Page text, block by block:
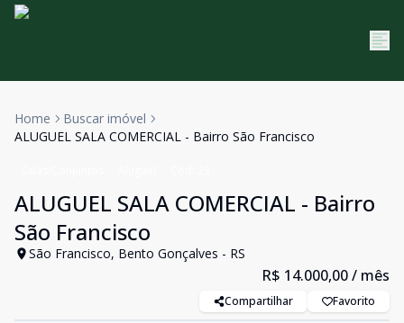
Home
Buscar imóvel
ALUGUEL SALA COMERCIAL - Bairro São Francisco
ALUGUEL SALA COMERCIAL - Bairro
São Francisco
São Francisco, Bento Gonçalves - RS
R$ 14.000,00/ mês
Compartilhar Favorito